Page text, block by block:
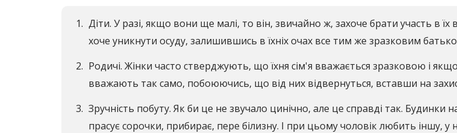
Діти. У разі, якщо вони ще малі, то він, звичайно ж, захоче брати участь в
хоче уникнути осуду, залишившись в їхніх очах все тим же зразковим
Родичі. Жінки часто стверджують, що їхня сім'я вважається зразковою і
вважають так само, побоюючись, що від них відвернуться, вставши на
Зручність побуту. Як би це не звучало цинічно, але це справді так.
прасує сорочки, прибирає, пере білизну. І при цьому чоловік любить іншу, у